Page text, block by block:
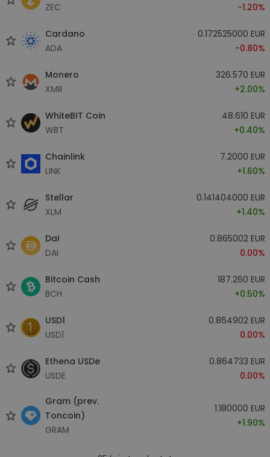
ZEC
-1.20%
Cardano
ADA
0.172525000 EUR
-0.80%
Monero
XMR
326.570 EUR
+2.00%
WhiteBIT Coin
WBT
48.610 EUR
+0.40%
Chainlink
LINK
7.2000 EUR
+1.60%
Stellar
XLM
0.141404000 EUR
+1.40%
Dai
DAI
0.865002 EUR
0.00%
Bitcoin Cash
BCH
187.260 EUR
+0.50%
USD1
USD1
0.864902 EUR
0.00%
Ethena USDe
USDE
0.864733 EUR
0.00%
Gram (prev.
Toncoin)
GRAM
1.180000 EUR
+1.90%